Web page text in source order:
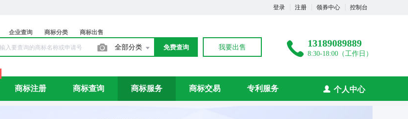
登录 注册 领券中心 控制台
企业查询 商标分类 商标出售
全部分类 免费查询 我要出售 13189089889
8:30-18:00（工作日）
商标注册 商标查询 商标服务 商标交易 专利服务 个人中心